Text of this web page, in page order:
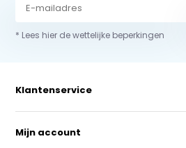
* Lees hier de wettelijke beperkingen
Klantenservice
Mijn account